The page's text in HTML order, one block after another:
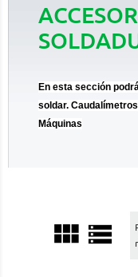
En esta sección
soldar.
Máquinas
 